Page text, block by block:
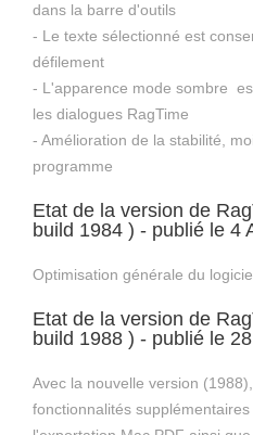
dans la barre d'outils
- Le texte sélectionné est
défilement
- L'apparence mode sombre
les dialogues RagTime
- Amélioration de la stabilité,
programme
Etat de la version de
build 1984 ) - publié le 4
Optimisation générale du
Etat de la version de
build 1988 ) - publié le
Avec la nouvelle version
fonctionnalités supplémentaires